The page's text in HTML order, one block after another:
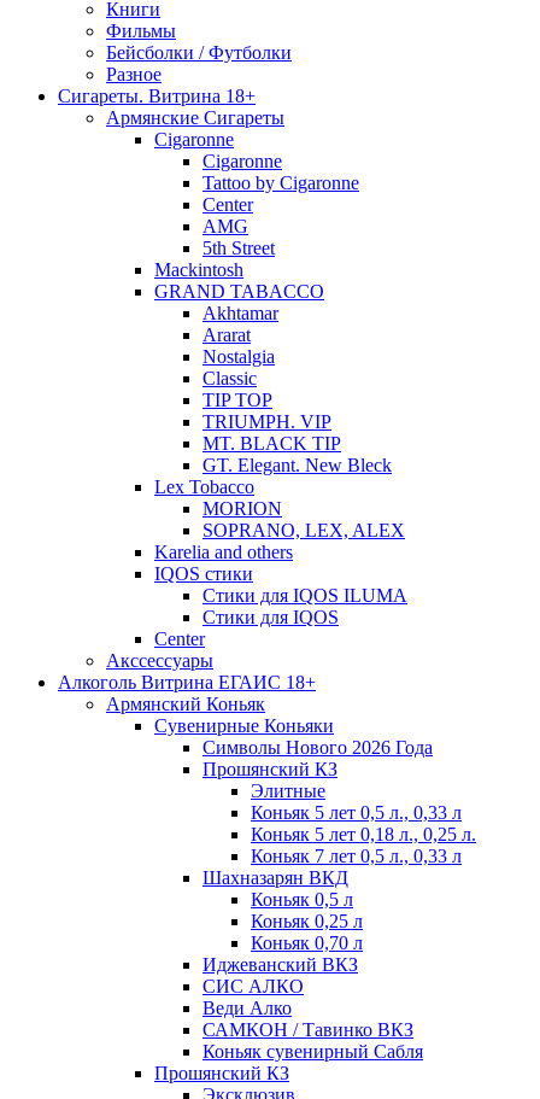
Книги
Фильмы
Бейсболки / Футболки
Разное
Сигареты. Витрина 18+
Армянские Сигареты
Cigaronne
Cigaronne
Tattoo by Cigaronne
Center
AMG
5th Street
Mackintosh
GRAND TABACCO
Akhtamar
Ararat
Nostalgia
Classic
TIP TOP
TRIUMPH. VIP
MT. BLACK TIP
GT. Elegant. New Bleck
Lex Tobacco
MORION
SOPRANO, LEX, ALEX
Karelia and others
IQOS стики
Стики для IQOS ILUMA
Стики для IQOS
Сenter
Акссессуары
Алкоголь Витрина ЕГАИС 18+
Армянский Коньяк
Сувенирные Коньяки
Символы Нового 2026 Года
Прошянский КЗ
Элитные
Коньяк 5 лет 0,5 л., 0,33 л
Коньяк 5 лет 0,18 л., 0,25 л.
Коньяк 7 лет 0,5 л., 0,33 л
Шахназарян ВКД
Коньяк 0,5 л
Коньяк 0,25 л
Коньяк 0,70 л
Иджеванский ВКЗ
СИС АЛКО
Веди Алко
САМКОН / Тавинко ВКЗ
Коньяк сувенирный Сабля
Прошянский КЗ
Эксклюзив